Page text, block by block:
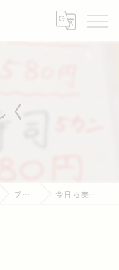
ブログ 今日も美味しく